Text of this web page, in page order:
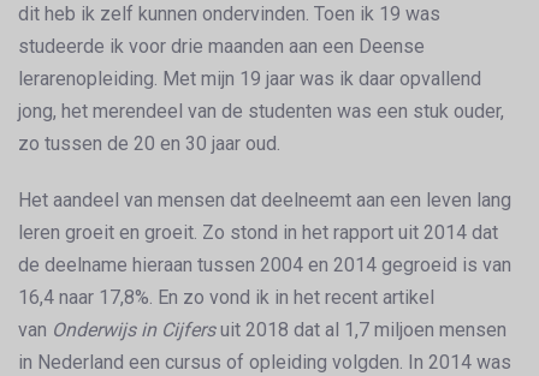
dit heb ik zelf kunnen ondervinden. Toen ik 19 was
studeerde ik voor drie maanden aan een Deense
lerarenopleiding. Met mijn 19 jaar was ik daar opvallend
jong, het merendeel van de studenten was een stuk ouder,
zo tussen de 20 en 30 jaar oud.
Het aandeel van mensen dat deelneemt aan een leven lang
leren groeit en groeit. Zo stond in het rapport uit 2014 dat
de deelname hieraan tussen 2004 en 2014 gegroeid is van
16,4 naar 17,8%. En zo vond ik in het recent artikel
van Onderwijs in Cijfersuit 2018 dat al 1,7 miljoen mensen
in Nederland een cursus of opleiding volgden. In 2014 was